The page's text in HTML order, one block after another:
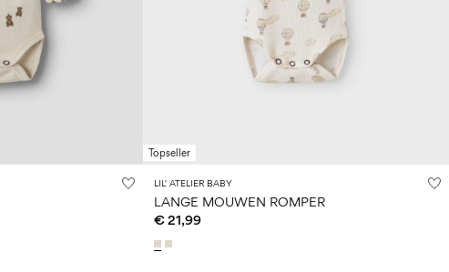
Topseller
LIL' ATELIER BABY
LANGE MOUWEN ROMPER
€ 21,99